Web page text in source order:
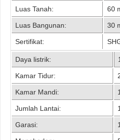
Luas Tanah: 60
Luas Bangunan: 30
Sertifikat:
Daya listrik:
Kamar Tidur:
Kamar Mandi: 1
Jumlah Lantai: 1
Garasi: